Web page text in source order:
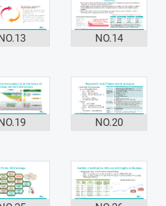
NO.14
NO.20